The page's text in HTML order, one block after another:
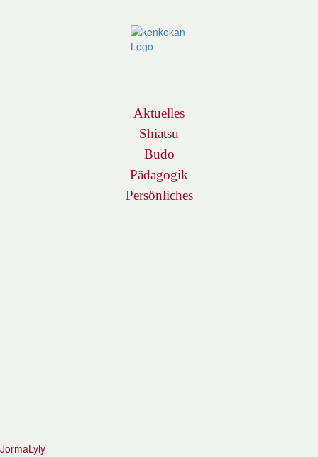
Aktuelles
Shiatsu
Budo
Pädagogik
Persönliches
JormaLyly